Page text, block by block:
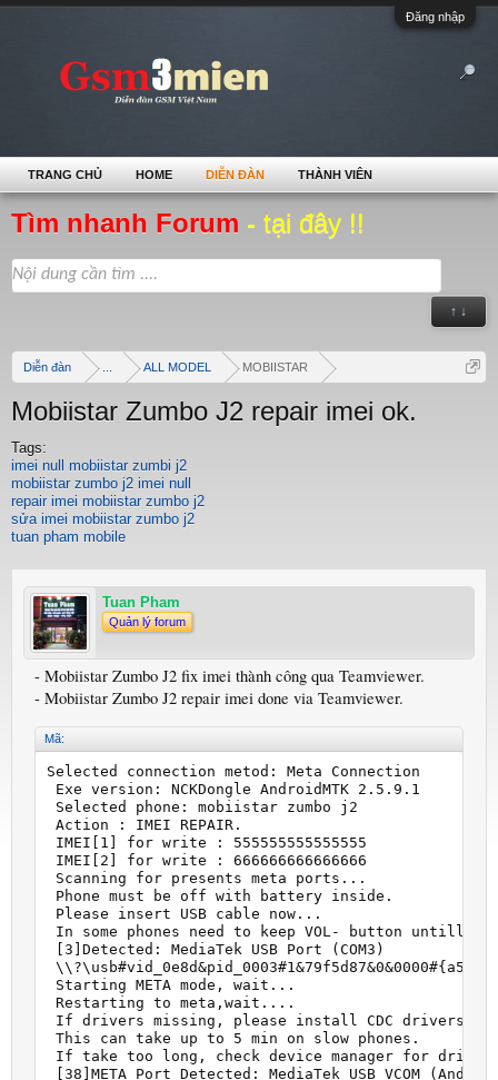
Đăng nhập
Tìm nhanh Forum - tại đây !!
↑ ↓
Diễn đàn ALL MODEL MOBIISTAR
Mobiistar Zumbo J2 repair imei ok.
Tags:
imei null mobiistar zumbi j2
mobiistar zumbo j2 imei null
repair imei mobiistar zumbo j2
sửa imei mobiistar zumbo j2
tuan pham mobile
Tuan Pham
Quản lý forum
- Mobiistar Zumbo J2 fix imei thành công qua Teamviewer.
- Mobiistar Zumbo J2 repair imei done via Teamviewer.
Mã:
Selected connection metod: Meta Connection
Exe version: NCKDongle AndroidMTK 2.5.9.1
Selected phone: mobiistar zumbo j2
Action : IMEI REPAIR.
IMEI[1] for write : 555555555555555
IMEI[2] for write : 666666666666666
Scanning for presents meta ports...
Phone must be off with battery inside.
Please insert USB cable now...
In some phones need to keep VOL- button untill
[3]Detected: MediaTek USB Port (COM3)
Starting META mode, wait...
Restarting to meta,wait....
If drivers missing, please install CDC drivers.
This can take up to 5 min on slow phones.
If take too long, check device manager for
[38]META Port Detected: MediaTek USB VCOM
TRANG CHỦ HOME DIỄN ĐÀN THÀNH VIÊN